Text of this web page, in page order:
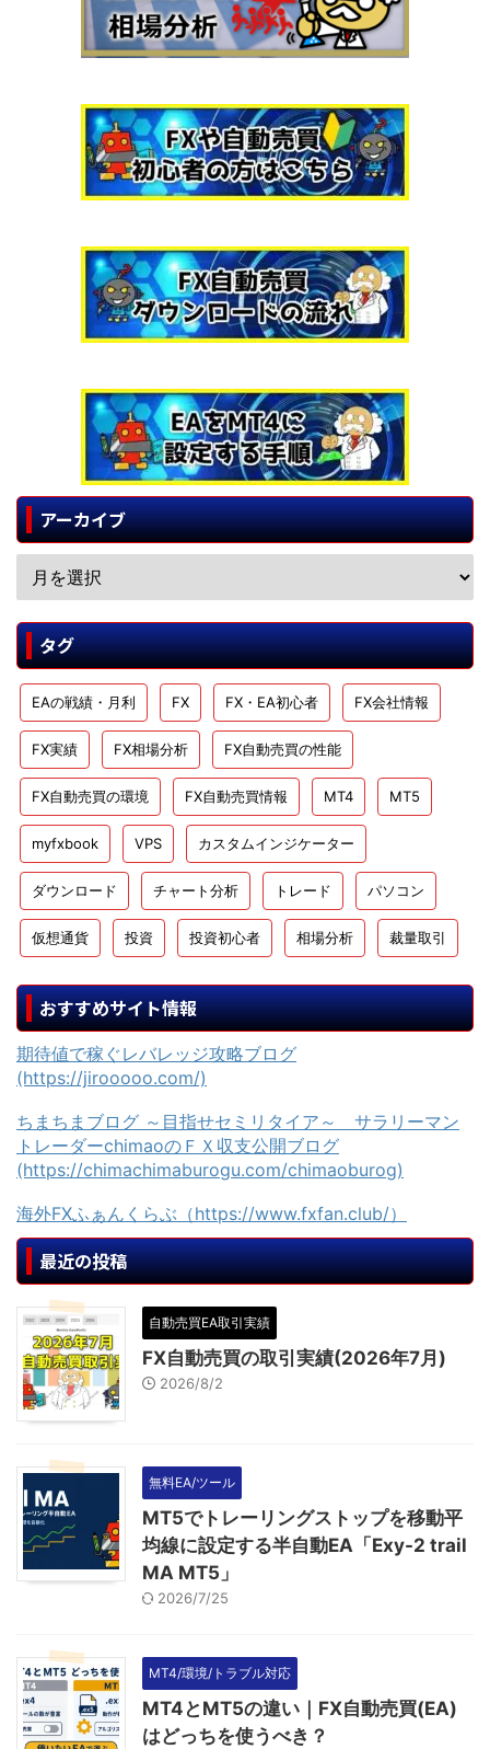
アーカイブ
タグ
EAの戦績・月利 FX FX・EA初心者 FX会社情報
FX実績 FX相場分析 FX自動売買の性能
FX自動売買の環境 FX自動売買情報 MT4 MT5
myfxbook VPS カスタムインジケーター
ダウンロード チャート分析 トレード パソコン
仮想通貨 投資 投資初心者 相場分析 裁量取引
おすすめサイト情報
期待値で稼ぐレバレッジ攻略ブログ
(https://jirooooo.com/)
ちまちまブログ ～目指せセミリタイア～ サラリーマン
トレーダーchimaoのＦＸ収支公開ブログ
(https://chimachimaburogu.com/chimaoburog)
海外FXふぁんくらぶ（https://www.fxfan.club/）
最近の投稿
自動売買EA取引実績
FX自動売買の取引実績(2026年7月)
2026/8/2
無料EA/ツール
MT5でトレーリングストップを移動平
均線に設定する半自動EA「Exy-2 trail
MA MT5」
2026/7/25
MT4/環境/トラブル対応
MT4とMT5の違い｜FX自動売買(EA)
はどっちを使うべき？